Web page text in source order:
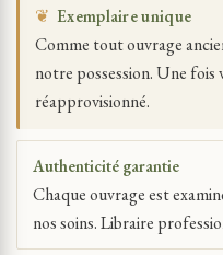
❦ Exemplaire unique
Comme tout ouvrage
notre possession. Une fois
réapprovisionné.
Authenticité garantie
Chaque ouvrage est
nos soins. Libraire